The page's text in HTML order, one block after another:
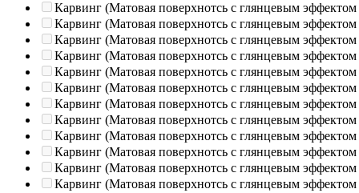
Карвинг (Матовая поверхнотсь с глянцевым эффектом
Карвинг (Матовая поверхнотсь с глянцевым эффектом
Карвинг (Матовая поверхнотсь с глянцевым эффектом
Карвинг (Матовая поверхнотсь с глянцевым эффектом
Карвинг (Матовая поверхнотсь с глянцевым эффектом
Карвинг (Матовая поверхнотсь с глянцевым эффектом
Карвинг (Матовая поверхнотсь с глянцевым эффектом
Карвинг (Матовая поверхнотсь с глянцевым эффектом
Карвинг (Матовая поверхнотсь с глянцевым эффектом
Карвинг (Матовая поверхнотсь с глянцевым эффектом
Карвинг (Матовая поверхнотсь с глянцевым эффектом
Карвинг (Матовая поверхнотсь с глянцевым эффектом